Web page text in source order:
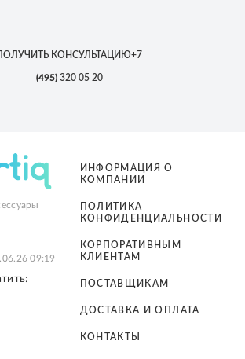
КОНСУЛЬТАЦИЮ+7
(495)320 05 20
09:19
ИНФОРМАЦИЯ О
КОМПАНИИ
ПОЛИТИКА
КОНФИДЕНЦИАЛЬНОСТИ
КОРПОРАТИВНЫМ
КЛИЕНТАМ
ПОСТАВЩИКАМ
ДОСТАВКА И ОПЛАТА
КОНТАКТЫ